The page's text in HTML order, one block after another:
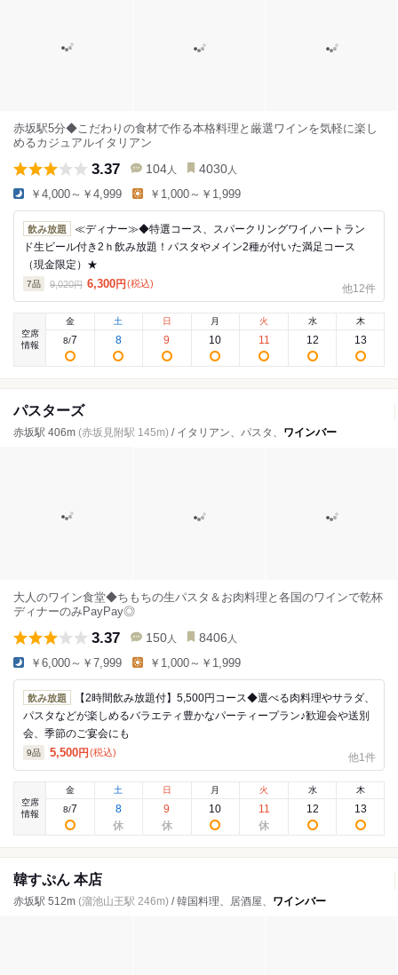
赤坂駅5分◆こだわりの食材で作る本格料理と厳選ワインを気軽に楽し
めるカジュアルイタリアン
3.37 104 人 4030 人
￥4,000～￥4,999 ￥1,000～￥1,999
飲み放題
≪ディナー≫◆特選コース、スパークリングワイ,ハートラン
ド生ビール付き2ｈ飲み放題！パスタやメイン2種が付いた満足コース
（現金限定）★
7品 9,020円 6,300円 (税込) 他12件
空席
情報
金
8/7
土
8
日
9
月
10
火
11
水
12
木
13
パスターズ
赤坂駅 406m (赤坂見附駅 145m) / イタリアン、パスタ、 ワインバー
大人のワイン食堂◆ちもちの生パスタ＆お肉料理と各国のワインで乾杯
ディナーのみPayPay◎
3.37 150 人 8406 人
￥6,000～￥7,999 ￥1,000～￥1,999
飲み放題
【2時間飲み放題付】5,500円コース◆選べる肉料理やサラダ、
パスタなどが楽しめるバラエティ豊かなパーティープラン♪歓迎会や送別
会、季節のご宴会にも
9品 5,500円 (税込) 他1件
空席
情報
金
8/7
土
8
日
9
月
10
火
11
水
12
木
13
韓すぷん 本店
赤坂駅 512m (溜池山王駅 246m) / 韓国料理、居酒屋、 ワインバー